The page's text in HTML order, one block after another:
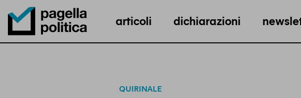
Pagella Politica Logo
articoli dichiarazioni
QUIRINALE